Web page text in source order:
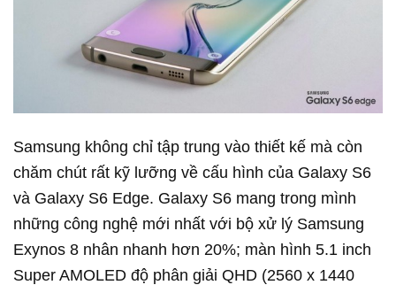
Samsung không chỉ tập trung vào thiết kế mà còn
chăm chút rất kỹ lưỡng về cấu hình của Galaxy S6
và Galaxy S6 Edge. Galaxy S6 mang trong mình
những công nghệ mới nhất với bộ xử lý Samsung
Exynos 8 nhân nhanh hơn 20%; màn hình 5.1 inch
Super AMOLED độ phân giải QHD (2560 x 1440